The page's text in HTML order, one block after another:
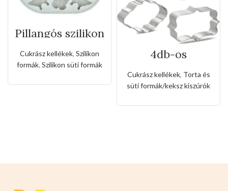
Pillangós szilikon
forma
Cukrász kellékek, Szilikon
formák, Szilikon süti formák
4db-os
rozsdamentes
kiszúró készlet
Cukrász kellékek, Torta és
süti formák/keksz kiszúrók